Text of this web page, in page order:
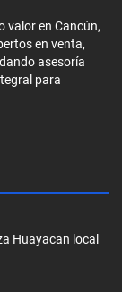
valor en Cancún,
en venta,
asesoría
para
Huayacan local